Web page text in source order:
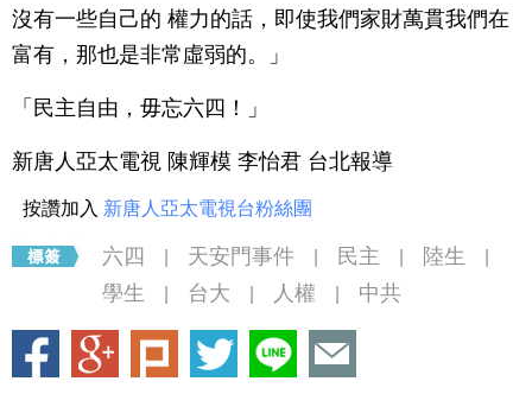
沒有一些自己的 權力的話，即使我們家財萬貫我們在
富有，那也是非常虛弱的。」
「民主自由，毋忘六四！」
新唐人亞太電視 陳輝模 李怡君 台北報導
按讚加入 新唐人亞太電視台粉絲團
六四 天安門事件 民主 陸生
學生 台大 人權 中共